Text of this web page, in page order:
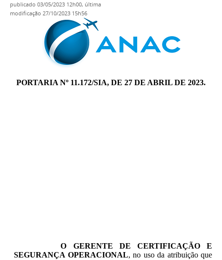
publicado 03/05/2023 12h00, última
modificação 27/10/2023 15h56
PORTARIA Nº 11.172/SIA, DE 27 DE ABRIL DE 2023.
O GERENTE DE CERTIFICAÇÃO E
SEGURANÇA OPERACIONAL, no uso da atribuição que